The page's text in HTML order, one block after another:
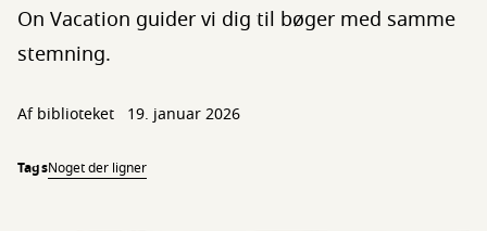
On Vacation guider vi dig til bøger med samme
stemning.
Af biblioteket 19. januar 2026
TagsNoget der ligner